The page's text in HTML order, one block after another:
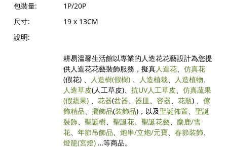
包裝量:
1P/20P
尺寸:
19 x 13CM
說明:
耕易溫馨生活館以專業的人造花花藝設計為您提
供人造花花藝裝飾服務，擬真人造花、仿真花
(假花) 、 人造樹(假樹) 、 人造植栽、 人造植物、
人造草皮(人工草皮)、抗UV人工草皮、仿真蔬果
(假蔬果) 、花器(盆器、器皿、容器、花瓶) 、傢
飾精品、擺飾品(裝飾品)，以及聖誕佈置、聖誕
裝飾、聖誕樹、聖誕花、聖誕花藝、 麋鹿/雪
花、年節吊飾品、炮串/立炮/元寶、春節裝飾、
燈籠(宮燈) …等商品。